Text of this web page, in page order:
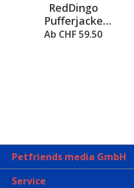
RedDingo
Pufferjacke
Schwarz/Grau
Ab CHF 59.50
Petfriends media GmbH
Service